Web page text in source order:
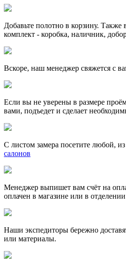
Добавьте полотно в корзину.
комплект - коробка, наличник,
Вскоре, наш менеджер свяжется с
Если вы не уверены в размере
вами, подъедет и сделает
С листом замера посетите любой,
салонов
Менеджер выпишет вам счёт на
оплачен в магазине или в
Наши экспедиторы бережно
или материалы.